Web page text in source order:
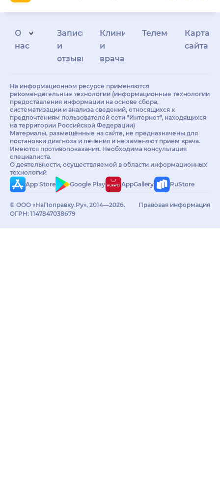
О
нас
Запись
и
отзывы
Клиникам
и
врачам
Телемедицина
Карта
сайта
На информационном ресурсе применяются
рекомендательные технологии (информационные технологии
предоставления информации на основе сбора,
систематизации и анализа сведений, относящихся к
предпочтениям пользователей сети "Интернет", находящихся
на территории Российской Федерации)
Материалы, размещённые на сайте, не предназначены для
постановки диагноза и лечения и не заменяют приём врача.
Имеются противопоказания. Необходима консультация
специалиста.
О деятельности, осуществляемой в области информационных
технологий
App Store
Google Play AppGallery RuStore
© ООО «НаПоправку.Ру», 2014—2026.
ОГРН: 1147847038679
Правовая информация